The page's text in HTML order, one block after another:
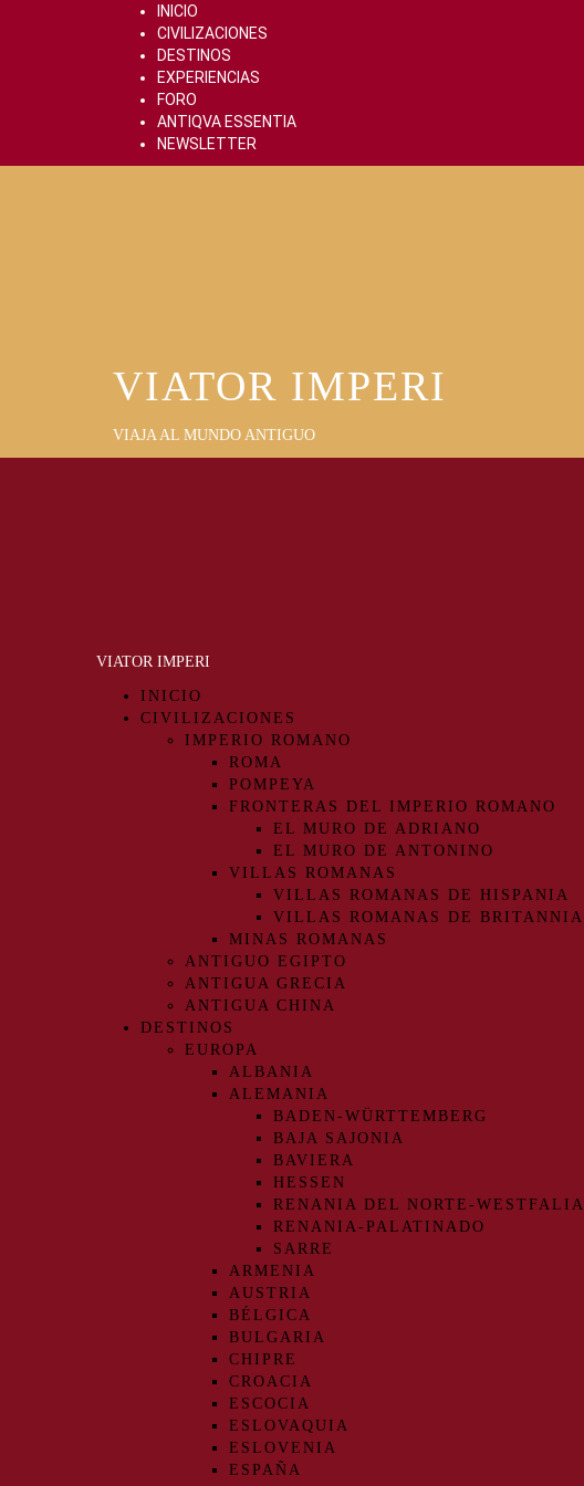
INICIO
CIVILIZACIONES
DESTINOS
EXPERIENCIAS
FORO
ANTIQVA ESSENTIA
NEWSLETTER
VIATOR IMPERI
VIAJA AL MUNDO ANTIGUO
VIATOR IMPERI
INICIO
CIVILIZACIONES
IMPERIO ROMANO
ROMA
POMPEYA
FRONTERAS DEL IMPERIO ROMANO
EL MURO DE ADRIANO
EL MURO DE ANTONINO
VILLAS ROMANAS
VILLAS ROMANAS DE HISPANIA
VILLAS ROMANAS DE BRITANNIA
MINAS ROMANAS
ANTIGUO EGIPTO
ANTIGUA GRECIA
ANTIGUA CHINA
DESTINOS
EUROPA
ALBANIA
ALEMANIA
BADEN-WÜRTTEMBERG
BAJA SAJONIA
BAVIERA
HESSEN
RENANIA DEL NORTE-WESTFALIA
RENANIA-PALATINADO
SARRE
ARMENIA
AUSTRIA
BÉLGICA
BULGARIA
CHIPRE
CROACIA
ESCOCIA
ESLOVAQUIA
ESLOVENIA
ESPAÑA